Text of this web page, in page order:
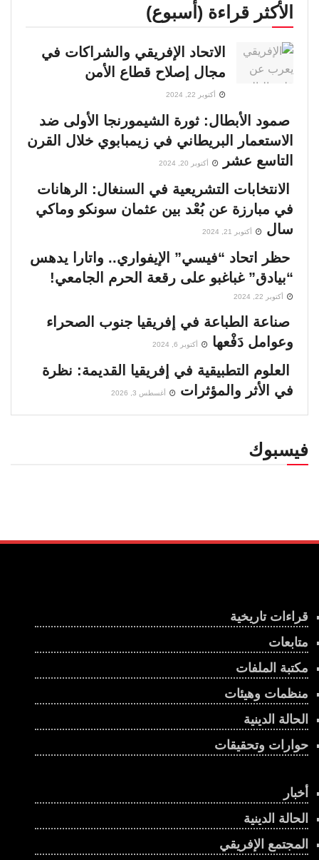
الأكثر قراءة (أسبوع)
الاتحاد الإفريقي والشراكات في
مجال إصلاح قطاع الأمن
أكتوبر 22, 2024
صمود الأبطال: ثورة الشيمورنجا الأولى ضد
الاستعمار البريطاني في زيمبابوي خلال القرن
التاسع عشر
أكتوبر 20, 2024
الانتخابات التشريعية في السنغال: الرهانات
في مبارزة عن بُعْد بين عثمان سونكو وماكي
سال
أكتوبر 21, 2024
حظر اتحاد “فيسي” الإيفواري.. واتارا يدهس
“بيادق” غباغبو على رقعة الحرم الجامعي!
أكتوبر 22, 2024
صناعة الطباعة في إفريقيا جنوب الصحراء
وعوامل دَفْعها
أكتوبر 6, 2024
العلوم التطبيقية في إفريقيا القديمة: نظرة
في الأثر والمؤثرات
أغسطس 3, 2026
فيسبوك
قراءات تاريخية
متابعات
مكتبة الملفات
منظمات وهيئات
الحالة الدينية
حوارات وتحقيقات
أخبار
الحالة الدينية
المجتمع الإفريقي